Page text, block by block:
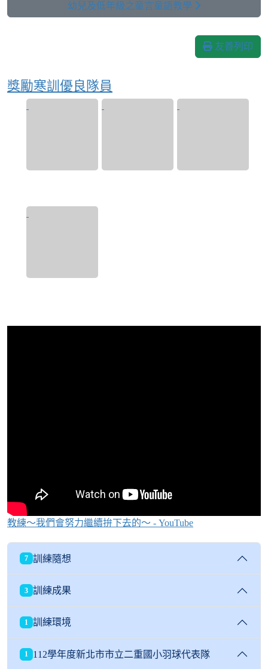
幼兒及低年級之童言童語教學
友善列印
獎勵寒訓優良隊員
教練～我們會努力繼續拚下去的～ - YouTube
7 訓練隨想
3 訓練成果
1 訓練環境
1 112學年度新北市市立二重國小羽球代表隊